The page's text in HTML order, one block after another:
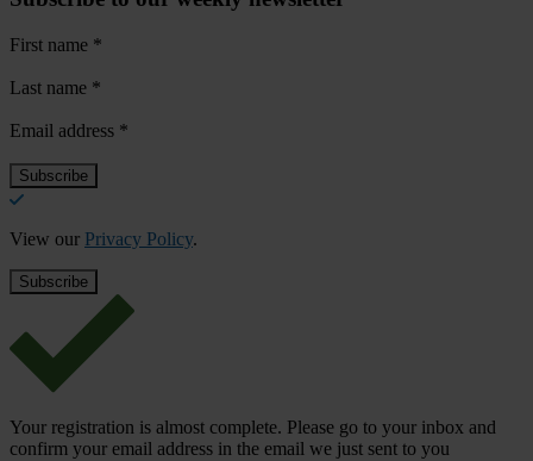
First name *
Last name *
Email address *
View our Privacy Policy.
Your registration is almost complete. Please go to your inbox and
confirm your email address in the email we just sent to you